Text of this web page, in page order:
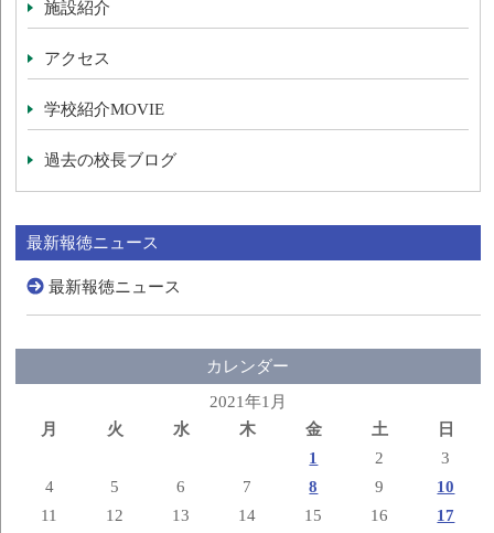
施設紹介
アクセス
学校紹介MOVIE
過去の校長ブログ
最新報徳ニュース
最新報徳ニュース
カレンダー
2021年1月
月
火 水 木 金 土 日
1 2
3
4
5 6 7 8 9
10
11
12 13 14 15 16
17